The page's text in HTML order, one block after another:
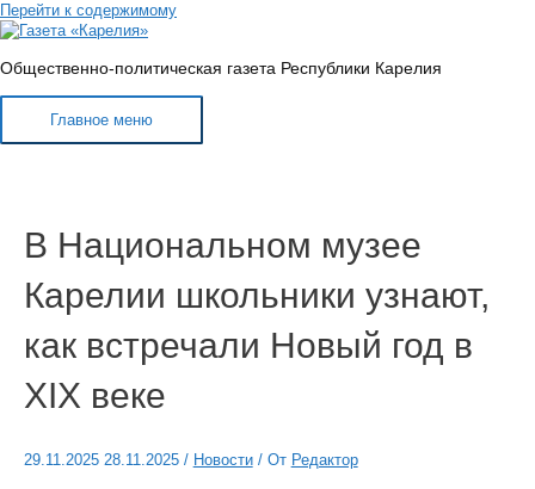
Перейти к содержимому
Общественно-политическая газета Республики Карелия
Главное меню
В Национальном музее
Карелии школьники узнают,
как встречали Новый год в
XIX веке
29.11.202528.11.2025/ Новости/ От Редактор